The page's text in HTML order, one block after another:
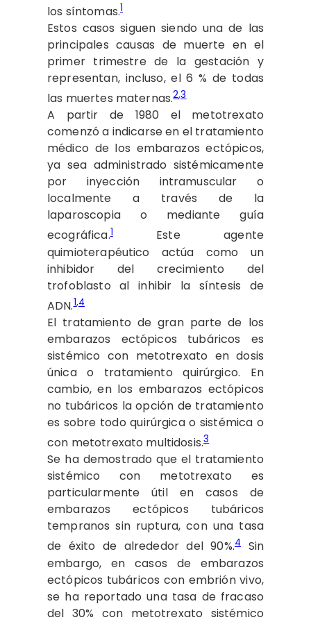
los síntomas.1
Estos casos siguen siendo una de las
principales causas de muerte en el
primer trimestre de la gestación y
representan, incluso, el 6 % de todas
las muertes maternas.2,3
A partir de 1980 el metotrexato
comenzó a indicarse en el tratamiento
médico de los embarazos ectópicos,
ya sea administrado sistémicamente
por inyección intramuscular o
localmente a través de la
laparoscopia o mediante guía
ecográfica.1Este agente
quimioterapéutico actúa como un
inhibidor del crecimiento del
trofoblasto al inhibir la síntesis de
ADN.1,4
El tratamiento de gran parte de los
embarazos ectópicos tubáricos es
sistémico con metotrexato en dosis
única o tratamiento quirúrgico. En
cambio, en los embarazos ectópicos
no tubáricos la opción de tratamiento
es sobre todo quirúrgica o sistémica o
con metotrexato multidosis.3
Se ha demostrado que el tratamiento
sistémico con metotrexato es
particularmente útil en casos de
embarazos ectópicos tubáricos
tempranos sin ruptura, con una tasa
de éxito de alrededor del 90%.4Sin
embargo, en casos de embarazos
ectópicos tubáricos con embrión vivo,
se ha reportado una tasa de fracaso
del 30% con metotrexato sistémico